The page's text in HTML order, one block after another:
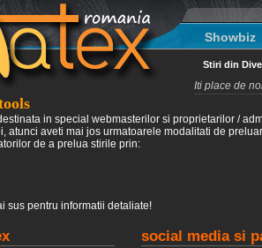
Showbiz
Stiri din
Iti place de
in special webmasterilor si proprietarilor /
atunci aveti mai jos urmatoarele modalitati de
de a prelua stirile prin:
sus pentru informatii detaliate!
social media si